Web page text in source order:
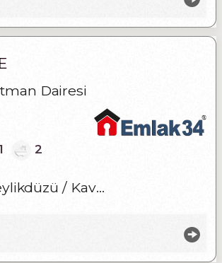
Üye
Dairesi
2
/ Kavaklı